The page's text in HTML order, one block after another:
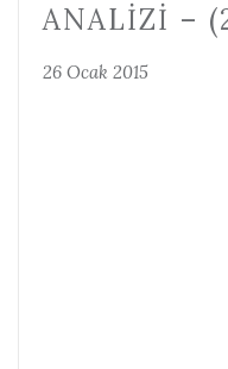
ANALIZI –
26 Ocak 2015